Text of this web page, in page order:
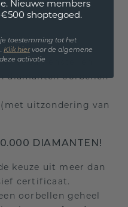
beste prijs
samenstellen
diamanten oorbellen
uitzondering van
DIAMANTEN!
keuze uit meer dan
certificaat.
oorbellen geheel
Nieuwe members
shoptegoed.
toestemming tot het
Klik hiervoor de algemene
activatie